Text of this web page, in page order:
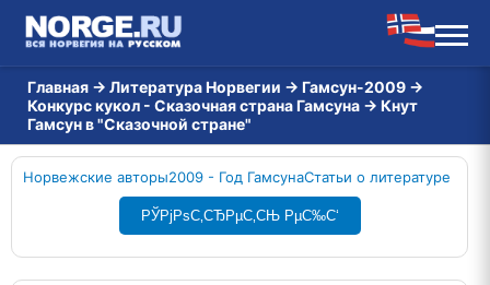
Главная → Литература Норвегии → Гамсун-2009 →
Конкурс кукол - Сказочная страна Гамсуна → Кнут
Гамсун в "Сказочной стране"
Норвежские авторы2009 - Год ГамсунаСтатьи о литературе
РЎРјРѕС‚СЂРµС‚СЊ РµС‰С‘